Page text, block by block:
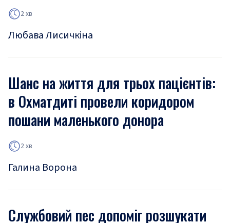
2 хв
Любава Лисичкіна
Шанс на життя для трьох пацієнтів:
в Охматдиті провели коридором
пошани маленького донора
2 хв
Галина Ворона
Службовий пес допоміг розшукати